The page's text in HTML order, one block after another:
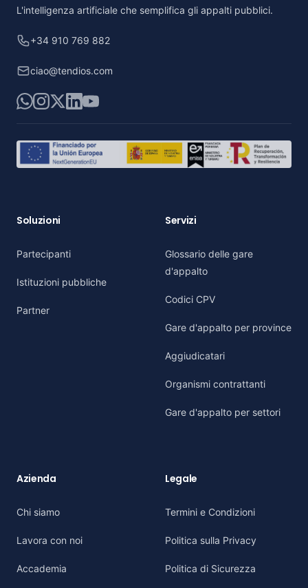
L'intelligenza artificiale che semplifica gli appalti pubblici.
+34 910 769 882
ciao@tendios.com
WhatsApp
Instagram
X LinkedIn
YouTube
Soluzioni
Partecipanti
Istituzioni pubbliche
Partner
Servizi
Glossario delle gare
d'appalto
Codici CPV
Gare d'appalto per province
Aggiudicatari
Organismi contrattanti
Gare d'appalto per settori
Azienda
Chi siamo
Lavora con noi
Accademia
Legale
Termini e Condizioni
Politica sulla Privacy
Politica di Sicurezza